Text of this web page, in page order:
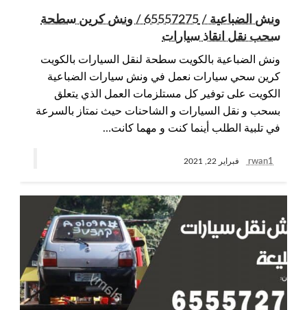
ونش الضباعية / 65557275 / ونش كرين سطحة
سحب نقل انقاذ سيارات
ونش الضباعية بالكويت سطحة لنقل السيارات بالكويت
كرين سحي سيارات نعمل في ونش سيارات الضباعية
الكويت على توفير كل مستلزمات العمل الذي يتعلق
بسحب و نقل السيارات و الشاحنات حيث نمتاز بالسرعة
في تلبية الطلب أينما كنت و مهما كانت…
rwan1 فبراير 22, 2021